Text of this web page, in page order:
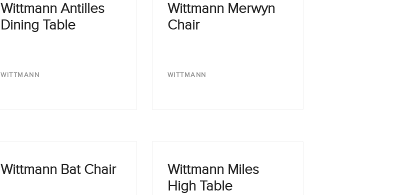
Wittmann Antilles
Dining Table
WITTMANN
Wittmann Merwyn
Chair
WITTMANN
Wittmann Bat Chair
Wittmann Miles
High Table